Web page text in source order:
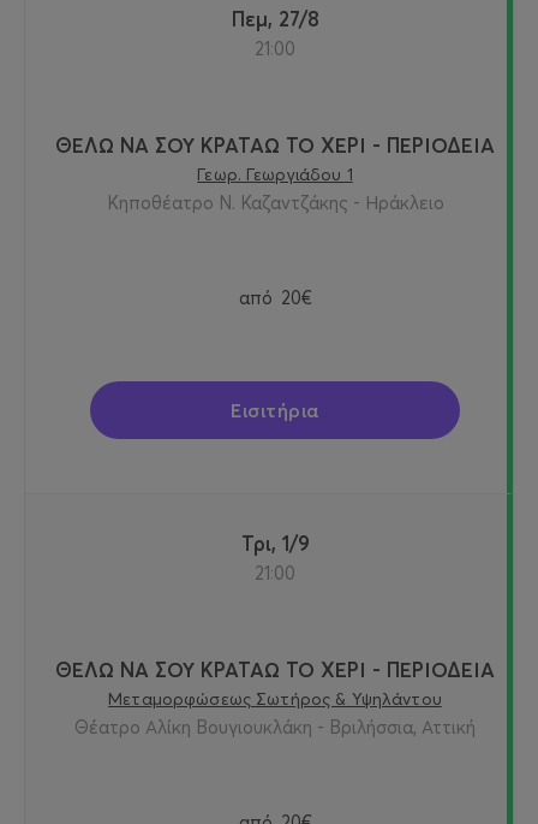
Πεμ, 27/8
21:00
ΘΕΛΩ ΝΑ ΣΟΥ ΚΡΑΤΑΩ ΤΟ ΧΕΡΙ - ΠΕΡΙΟΔΕΙΑ
Γεωρ. Γεωργιάδου 1
Κηποθέατρο Ν. Καζαντζάκης - Ηράκλειο
από 20€
Εισιτήρια
Τρι, 1/9
21:00
ΘΕΛΩ ΝΑ ΣΟΥ ΚΡΑΤΑΩ ΤΟ ΧΕΡΙ - ΠΕΡΙΟΔΕΙΑ
Μεταμορφώσεως Σωτήρος & Υψηλάντου
Θέατρο Αλίκη Βουγιουκλάκη - Βριλήσσια, Αττική